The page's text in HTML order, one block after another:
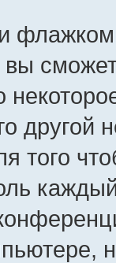
вы
другой
того